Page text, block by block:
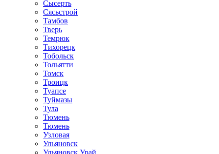
Сысерть
Сясьстрой
Тамбов
Тверь
Темрюк
Тихорецк
Тобольск
Тольятти
Томск
Троицк
Туапсе
Туймазы
Тула
Тюмень
Тюмень
Узловая
Ульяновск
Ульяновск Урай